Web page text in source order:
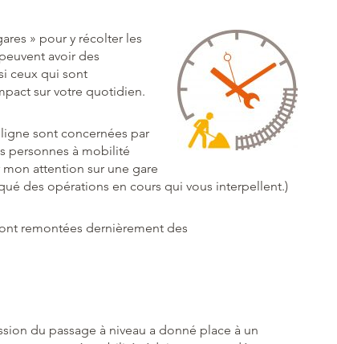
» pour y récolter les
avoir des
ceux qui sont
sur votre quotidien.
sont concernées par
personnes à mobilité
attention sur une gare
des opérations en cours qui vous interpellent.)
remontées dernièrement des
du passage à niveau a donné place à un